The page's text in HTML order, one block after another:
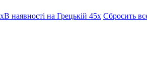
xВ наявності на Грецькій 45x Сбросить